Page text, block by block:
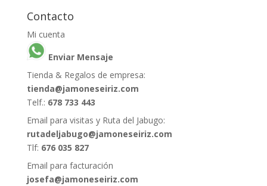
Contacto
Mi cuenta
Enviar Mensaje
Tienda & Regalos de empresa:
tienda@jamoneseiriz.com
Telf.: 678 733 443
Email para visitas y Ruta del Jabugo:
rutadeljabugo@jamoneseiriz.com
Tlf: 676 035 827
Email para facturación
josefa@jamoneseiriz.com